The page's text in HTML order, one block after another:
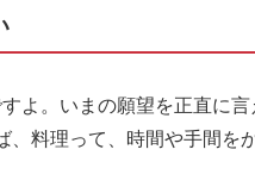
よ。いまの願望を正直に言
、料理って、時間や手間を